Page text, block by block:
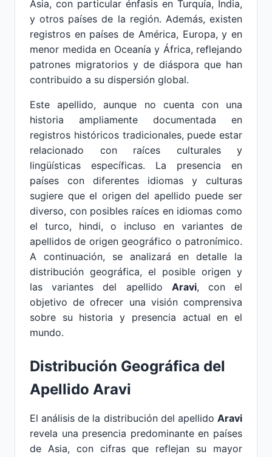
Asia, con particular énfasis en Turquía, India,
y otros países de la región. Además, existen
registros en países de América, Europa, y en
menor medida en Oceanía y África, reflejando
patrones migratorios y de diáspora que han
contribuido a su dispersión global.
Este apellido, aunque no cuenta con una
historia ampliamente documentada en
registros históricos tradicionales, puede estar
relacionado con raíces culturales y
lingüísticas específicas. La presencia en
países con diferentes idiomas y culturas
sugiere que el origen del apellido puede ser
diverso, con posibles raíces en idiomas como
el turco, hindi, o incluso en variantes de
apellidos de origen geográfico o patronímico.
A continuación, se analizará en detalle la
distribución geográfica, el posible origen y
las variantes del apellido Aravi, con el
objetivo de ofrecer una visión comprensiva
sobre su historia y presencia actual en el
mundo.
Distribución Geográfica del
Apellido Aravi
El análisis de la distribución del apellido Aravi
revela una presencia predominante en países
de Asia, con cifras que reflejan su mayor